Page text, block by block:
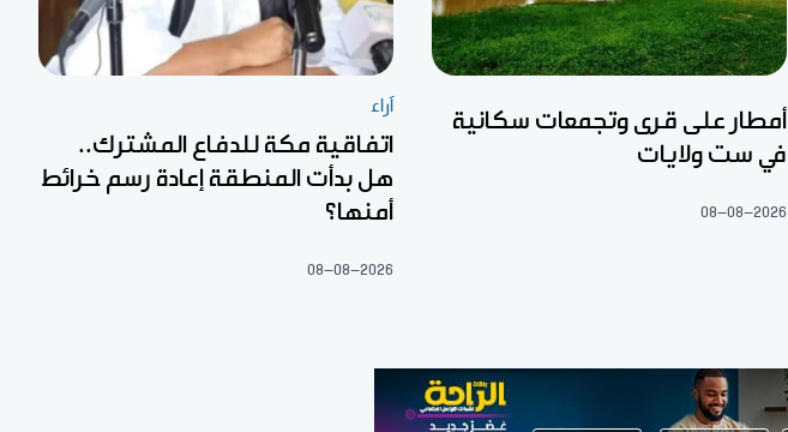
أمطار على قرى وتجمعات سكانية
في ست ولايات
08-08-2026
آراء
اتفاقية مكة للدفاع المشترك..
هل بدأت المنطقة إعادة رسم خرائط
أمنها؟
08-08-2026